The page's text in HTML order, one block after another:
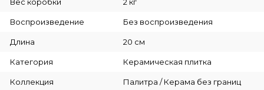
Вес коробки 2 кг
Воспроизведение Без воспроизведения
Длина 20 см
Категория Керамическая плитка
Коллекция Палитра / Керама без границ